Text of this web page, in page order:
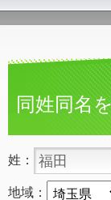
同姓同名
姓：
地域：